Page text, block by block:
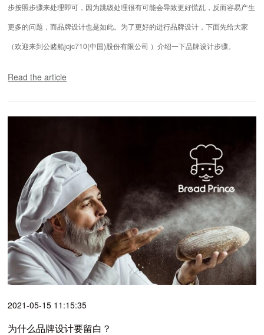
步按照步骤来处理即可，因为跳级处理很有可能会导致更好慌乱，反而容易产生
更多的问题，而品牌设计也是如此。为了更好的进行品牌设计，下面先给大家
（欢迎来到公赌船jcjc710(中国)股份有限公司 ）介绍一下品牌设计步骤。
Read the article
2021-05-15 11:15:35
为什么品牌设计要留白？